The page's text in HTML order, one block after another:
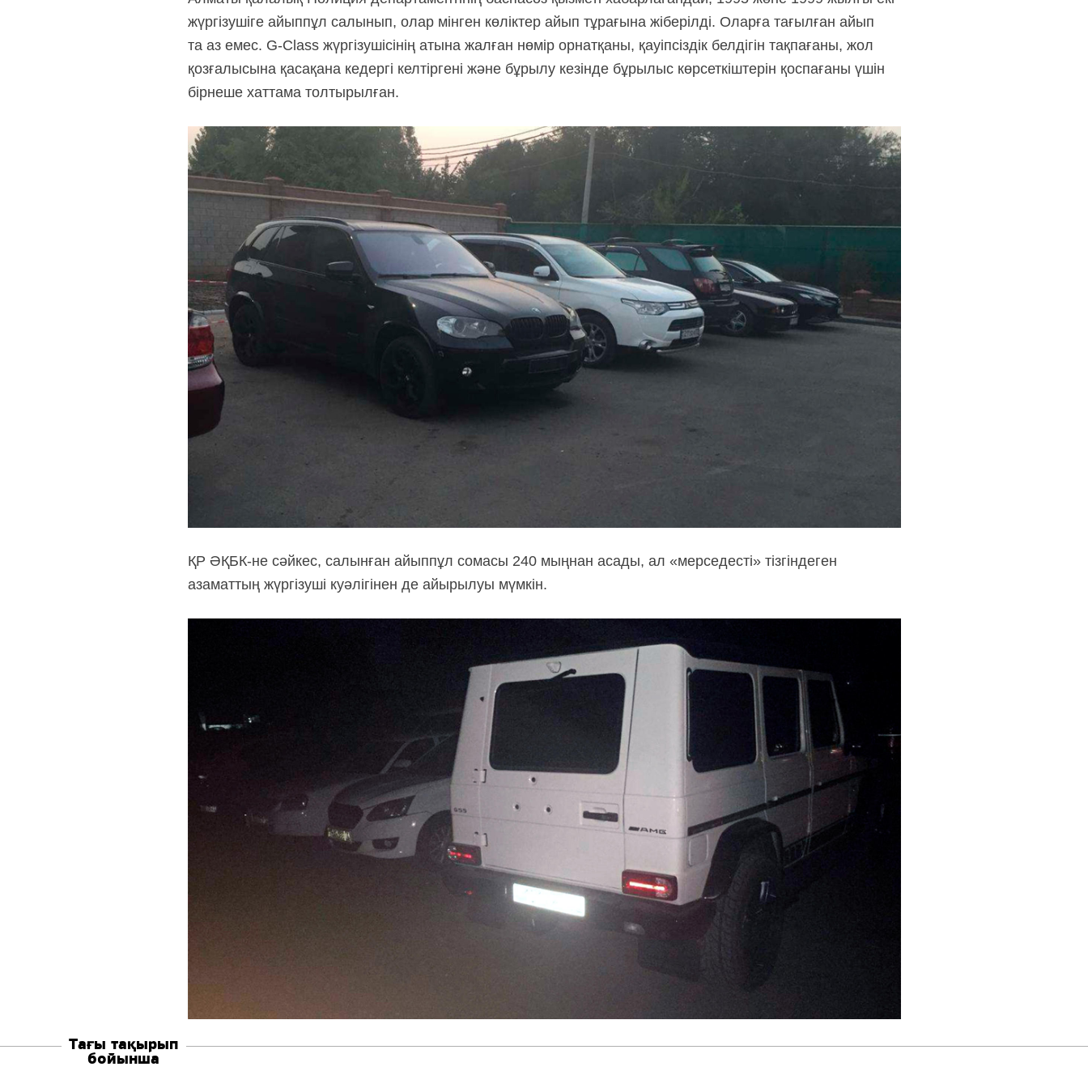
жүргізушіге айыппұл салынып, олар мінген көліктер айып тұрағына жіберілді. Оларға тағылған айып
та аз емес. G-Class жүргізушісінің атына жалған нөмір орнатқаны, қауіпсіздік белдігін тақпағаны, жол
қозғалысына қасақана кедергі келтіргені және бұрылу кезінде бұрылыс көрсеткіштерін қоспағаны үшін
бірнеше хаттама толтырылған.
ҚР ӘҚБК-не сәйкес, салынған айыппұл сомасы 240 мыңнан асады, ал «мерседесті» тізгіндеген
азаматтың жүргізуші куәлігінен де айырылуы мүмкін.
Тағы тақырып
бойынша